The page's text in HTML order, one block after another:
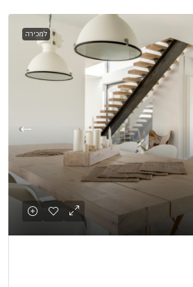
למכירה